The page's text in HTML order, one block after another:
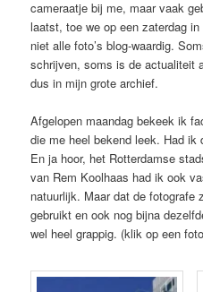
cameraatje bij me, maar vaak
laatst, toe we op een zaterdag
niet alle foto’s blog-waardig.
schrijven, soms is de actualiteit
dus in mijn grote archief.
Afgelopen maandag bekeek ik
die me heel bekend leek. Had ik
En ja hoor, het Rotterdamse
van Rem Koolhaas had ik ook
natuurlijk. Maar dat de fotografe
gebruikt en ook nog bijna
wel heel grappig. (klik op een